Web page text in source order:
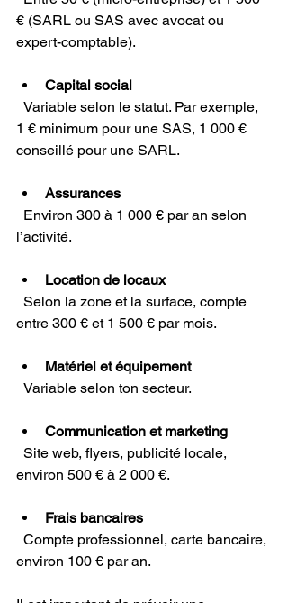
€ (SARL ou SAS avec avocat ou
expert-comptable).
Capital social
1 € minimum pour une SAS, 1 000 €
conseillé pour une SARL.
Assurances
l’activité.
Location de locaux
entre 300 € et 1 500 € par mois.
Matériel et équipement
  Variable selon ton secteur.
Communication et marketing
environ 500 € à 2 000 €.
Frais bancaires
environ 100 € par an.